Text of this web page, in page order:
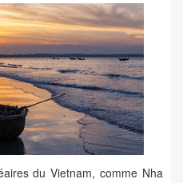
du Vietnam, comme Nha